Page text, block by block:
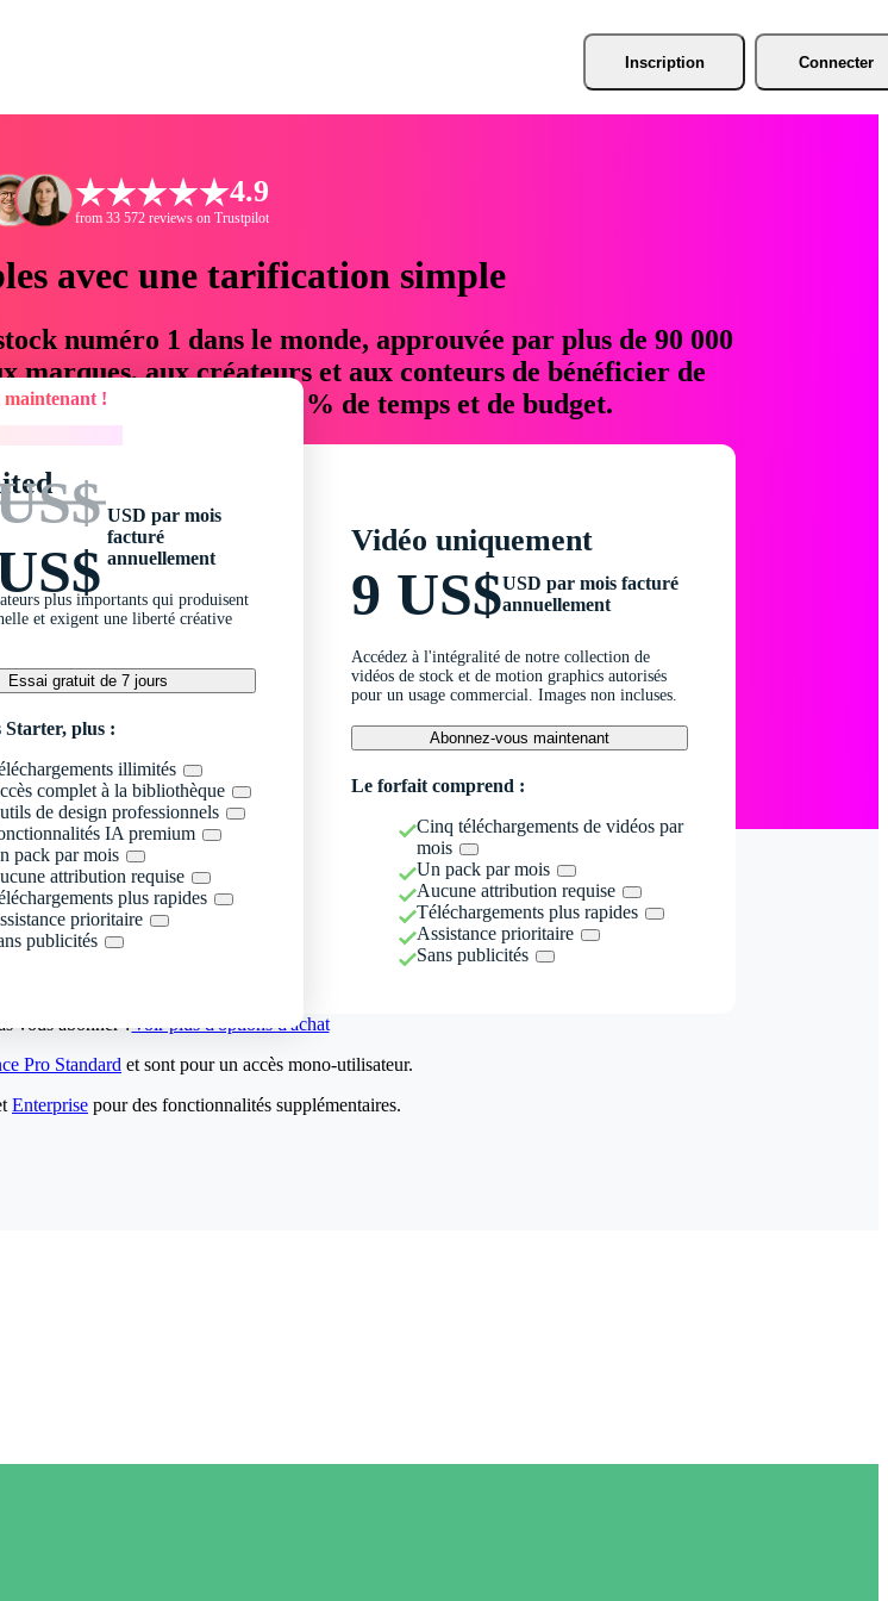
Inscription Connecter
4.9
from 33 572 reviews on Trustpilot
avec une tarification simple
numéro 1 dans le monde, approuvée par plus de 90 000
marques, aux créateurs et aux conteurs de bénéficier de
jusqu'à 76 % de temps et de budget.
!
USD par mois
facturé
annuellement
plus importants qui produisent
et exigent une liberté créative
Essai gratuit de 7 jours
Starter, plus :
illimités
complet à la bibliothèque
de design professionnels
IA premium
pack par mois
attribution requise
plus rapides
prioritaire
publicités
Vidéo uniquement
9 US$USD par mois facturé
annuellement
Accédez à l'intégralité de notre collection de
vidéos de stock et de motion graphics autorisés
pour un usage commercial. Images non incluses.
Abonnez-vous maintenant
Le forfait comprend :
Cinq téléchargements de vidéos par
mois
Un pack par mois
Aucune attribution requise
Téléchargements plus rapides
Assistance prioritaire
Sans publicités
vous abonner ?Voir plus d'options d'achat
Pro Standard et sont pour un accès mono-utilisateur.
Enterprise pour des fonctionnalités supplémentaires.